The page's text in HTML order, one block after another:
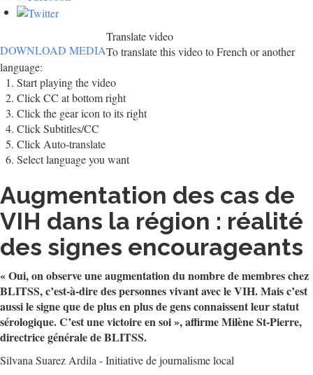
DOWNLOAD MEDIA
Translate video
To translate this video to French or another
language:
Start playing the video
Click CC at bottom right
Click the gear icon to its right
Click Subtitles/CC
Click Auto-translate
Select language you want
Augmentation des cas de
VIH dans la région : réalité
des signes encourageants
« Oui, on observe une augmentation du nombre de membres chez
BLITSS, c’est-à-dire des personnes vivant avec le VIH. Mais c’est
aussi le signe que de plus en plus de gens connaissent leur statut
sérologique. C’est une victoire en soi », affirme Milène St-Pierre,
directrice générale de BLITSS.
Silvana Suarez Ardila - Initiative de journalisme local